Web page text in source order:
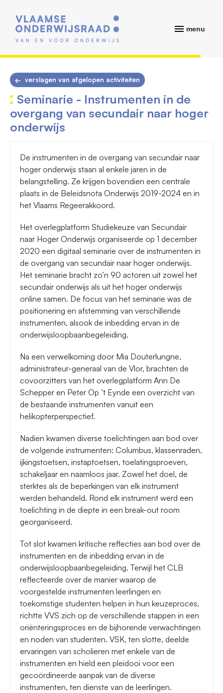
menu
verslagen van afgelopen activiteiten
Seminarie - Instrumenten in de
overgang van secundair naar hoger
onderwijs
De instrumenten in de overgang van secundair naar
hoger onderwijs staan al enkele jaren in de
belangstelling. Ze krijgen bovendien een centrale
plaats in de Beleidsnota Onderwijs 2019-2024 en in
het Vlaams Regeerakkoord.
Het overlegplatform Studiekeuze van Secundair
naar Hoger Onderwijs organiseerde op 1 december
2020 een digitaal seminarie over de instrumenten in
de overgang van secundair naar hoger onderwijs.
Het seminarie bracht zo’n 90 actoren uit zowel het
secundair onderwijs als uit het hoger onderwijs
online samen. De focus van het seminarie was de
positionering en afstemming van verschillende
instrumenten, alsook de inbedding ervan in de
onderwijsloopbaanbegeleiding.
Na een verwelkoming door Mia Douterlungne,
administrateur-generaal van de Vlor, brachten de
covoorzitters van het overlegplatform Ann De
Schepper en Peter Op ’t Eynde een overzicht van
de bestaande instrumenten vanuit een
helikopterperspectief.
Nadien kwamen diverse toelichtingen aan bod over
de volgende instrumenten: Columbus, klassenraden,
ijkingstoetsen, instaptoetsen, toelatingsproeven,
schakeljaar en naamloos jaar. Zowel het doel, de
sterktes als de beperkingen van elk instrument
werden behandeld. Rond elk instrument werd een
toelichting in de diepte in een break-out room
georganiseerd.
Tot slot kwamen kritische reflecties aan bod over de
instrumenten en de inbedding ervan in de
onderwijsloopbaanbegeleiding. Terwijl het CLB
reflecteerde over de manier waarop de
voorgestelde instrumenten leerlingen en
toekomstige studenten helpen in hun keuzeproces,
richtte VVS zich op de verschillende stappen in een
oriënteringsproces en de bijhorende verwachtingen
en noden van studenten. VSK, ten slotte, deelde
ervaringen van scholieren met enkele van de
instrumenten en hield een pleidooi voor een
gecoördineerde aanpak van de diverse
instrumenten, ten dienste van de leerlingen.